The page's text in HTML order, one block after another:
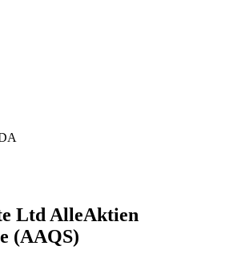
Ltd AlleAktien
(AAQS)